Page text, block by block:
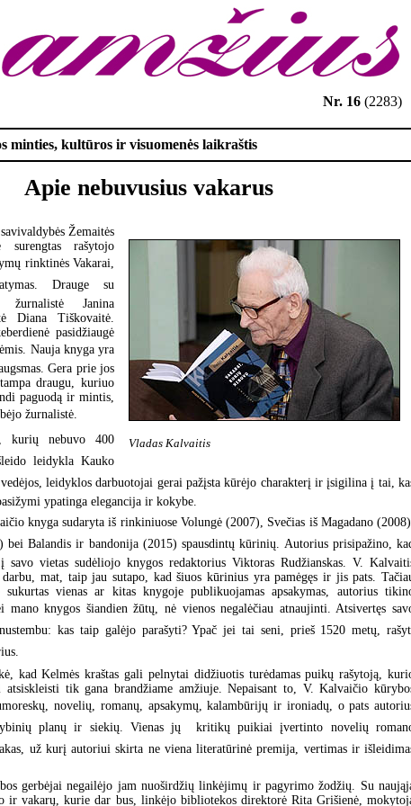
Nr. 16 (2283)
minties, kultūros ir visuomenės laikraštis
Apie nebuvusius vakarus
Vladas Kalvaitis
Žemaitės
surengtas rašytojo
rinktinės Vakarai,
Drauge su
žurnalistė Janina
Diana Tiškovaitė.
pasidžiaugė
Nauja knyga yra
Gera prie jos
draugu, kuriuo
paguodą ir mintis,
žurnalistė.
kurių nebuvo 400
leidykla Kauko
vedėjos, leidyklos darbuotojai gerai pažįsta kūrėjo charakterį ir įsigilina į tai,
ypatinga elegancija ir kokybe.
knyga sudaryta iš rinkiniuose Volungė (2007), Svečias iš Magadano (2008),
bei Balandis ir bandonija (2015) spausdintų kūrinių. Autorius prisipažino,
savo vietas sudėliojo knygos redaktorius Viktoras Rudžianskas. V.
darbu, mat, taip jau sutapo, kad šiuos kūrinius yra pamėgęs ir jis pats.
sukurtas vienas ar kitas knygoje publikuojamas apsakymas, autorius
mano knygos šiandien žūtų, nė vienos negalėčiau atnaujinti. Atsivertęs
kas taip galėjo parašyti? Ypač jei tai seni, prieš 1520 metų,
kad Kelmės kraštas gali pelnytai didžiuotis turėdamas puikų rašytoją,
atsiskleisti tik gana brandžiame amžiuje. Nepaisant to, V. Kalvaičio
novelių, romanų, apsakymų, kalambūrijų ir ironiadų, o pats
planų ir siekių. Vienas jų  kritikų puikiai įvertinto novelių
už kurį autoriui skirta ne viena literatūrinė premija, vertimas ir
gerbėjai negailėjo jam nuoširdžių linkėjimų ir pagyrimo žodžių. Su
ir vakarų, kurie dar bus, linkėjo bibliotekos direktorė Rita Grišienė,